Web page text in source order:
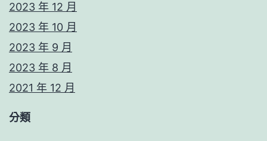
2023 年 12 月
2023 年 10 月
2023 年 9 月
2023 年 8 月
2021 年 12 月
分類